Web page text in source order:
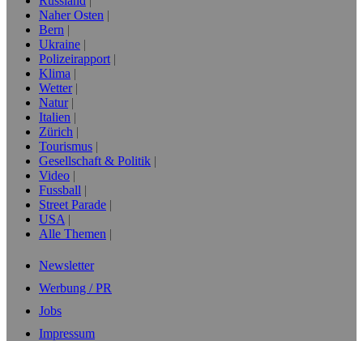
Naher Osten
Bern
Ukraine
Polizeirapport
Klima
Wetter
Natur
Italien
Zürich
Tourismus
Gesellschaft & Politik
Video
Fussball
Street Parade
USA
Alle Themen
Newsletter
Werbung / PR
Jobs
Impressum